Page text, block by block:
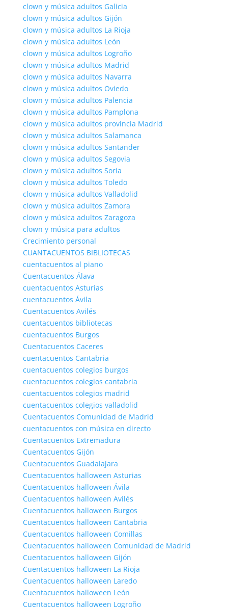
clown y música adultos Galicia
clown y música adultos Gijón
clown y música adultos La Rioja
clown y música adultos León
clown y música adultos Logroño
clown y música adultos Madrid
clown y música adultos Navarra
clown y música adultos Oviedo
clown y música adultos Palencia
clown y música adultos Pamplona
clown y música adultos provincia Madrid
clown y música adultos Salamanca
clown y música adultos Santander
clown y música adultos Segovia
clown y música adultos Soria
clown y música adultos Toledo
clown y música adultos Valladolid
clown y música adultos Zamora
clown y música adultos Zaragoza
clown y música para adultos
Crecimiento personal
CUANTACUENTOS BIBLIOTECAS
cuentacuentos al piano
Cuentacuentos Álava
cuentacuentos Asturias
cuentacuentos Ávila
Cuentacuentos Avilés
cuentacuentos bibliotecas
cuentacuentos Burgos
Cuentacuentos Caceres
cuentacuentos Cantabria
cuentacuentos colegios burgos
cuentacuentos colegios cantabria
cuentacuentos colegios madrid
cuentacuentos colegios valladolid
Cuentacuentos Comunidad de Madrid
cuentacuentos con música en directo
Cuentacuentos Extremadura
Cuentacuentos Gijón
Cuentacuentos Guadalajara
Cuentacuentos halloween Asturias
Cuentacuentos halloween Ávila
Cuentacuentos halloween Avilés
Cuentacuentos halloween Burgos
Cuentacuentos halloween Cantabria
Cuentacuentos halloween Comillas
Cuentacuentos halloween Comunidad de Madrid
Cuentacuentos halloween Gijón
Cuentacuentos halloween La Rioja
Cuentacuentos halloween Laredo
Cuentacuentos halloween León
Cuentacuentos halloween Logroño